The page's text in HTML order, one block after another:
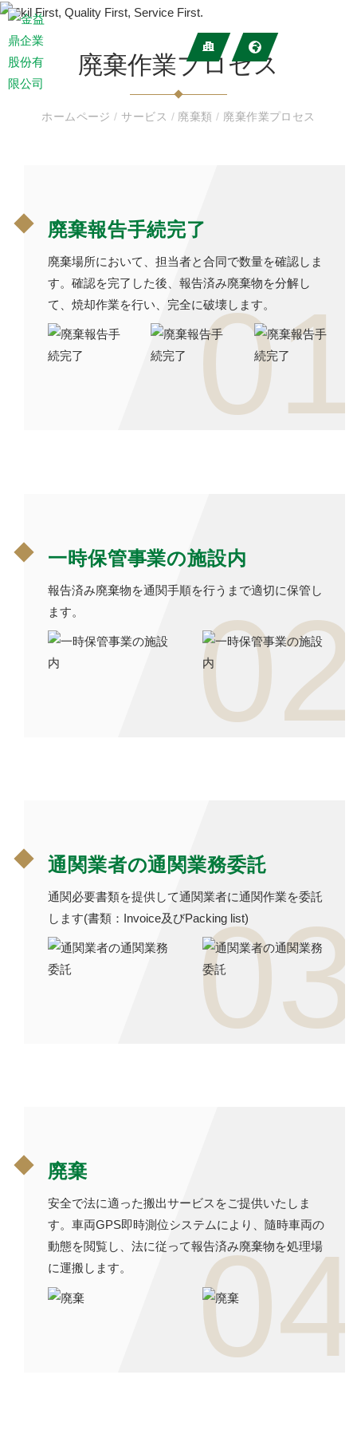
廃棄作業プロセス
ホームページ/ サービス / 廃棄類/ 廃棄作業プロセス
廃棄報告手続完了
廃棄場所において、担当者と合同で数量を確認しま
す。確認を完了した後、報告済み廃棄物を分解し
て、焼却作業を行い、完全に破壊します。01
一時保管事業の施設内
報告済み廃棄物を通関手順を行うまで適切に保管し
ます。
02
通関業者の通関業務委託
通関必要書類を提供して通関業者に通関作業を委託
します(書類：Invoice及びPacking list)03
廃棄
安全で法に適った搬出サービスをご提供いたしま
す。車両GPS即時測位システムにより、隨時車両の
動態を閲覧し、法に従って報告済み廃棄物を処理場
に運搬します。
04